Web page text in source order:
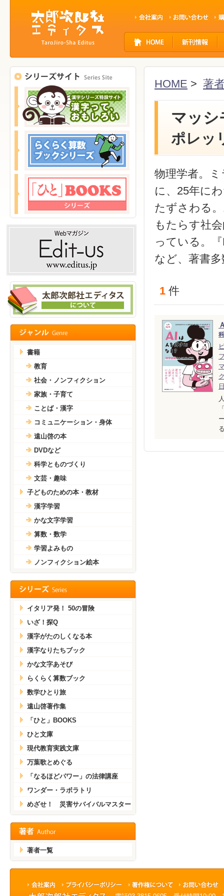
ト
ナ
ー
シ
ョ
HOME > 著
マッシ
ポレッ
物理学者。
に、25年に
たずさわる
もたらす社
っている。
など、著書多
1 件
書籍
教育
社会・ノンフィクション
家族・子育て
ことば・漢字
コミュニケーション・身体
遠山啓の本
DVDなど
科学とものづくり
文芸・趣味
子どものための本・教材
漢字学習
かな文字学習
算数・数学
学習よみもの
ノンフィクション絵本
イタリア発！ 50の冒険
いざ！探Q
漢字がたのしくなる本
漢字なりたちブック
かな文字あそび
らくらく算数ブック
数学ひとり旅
遠山啓著作集
「ひと」BOOKS
ひと文庫
現代教育実践文庫
万葉歌とめぐる
「なるほどパワー」の法律講座
ワンダー・ラボラトリ
めざせ！ 災害サバイバルマスター
著者一覧